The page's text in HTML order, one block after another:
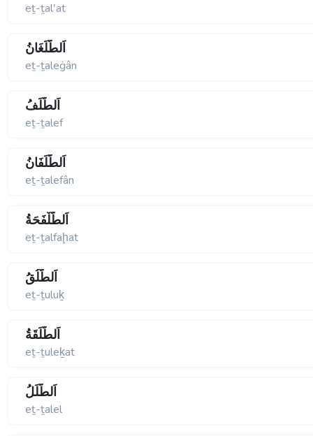
eṯ-ṯalʹat
اَلطَّلَغَانُ
eṯ-ṯaleġân
اَلطَّلَفُ
eṯ-ṯalef
اَلطَّلَفَانُ
eṯ-ṯalefân
اَلطَّلْفَحَةُ
eṯ-ṯalfaḩat
اَلطُّلُقُ
eṯ-ṯuluḵ
اَلطُّلَقَةُ
eṯ-ṯuleḵat
اَلطَّلَلُ
eṯ-ṯalel